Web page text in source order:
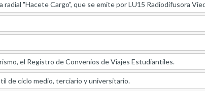
"Hacete Cargo", que se emite por LU15 Radiodifusora
el Registro de Convenios de Viajes Estudiantiles.
de ciclo medio, terciario y universitario.